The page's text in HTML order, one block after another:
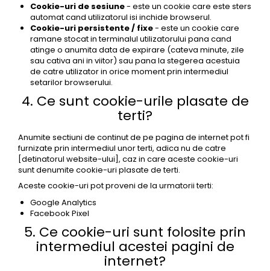
Cookie-uri de sesiune- este un cookie care este sters
automat cand utilizatorul isi inchide browserul.
Cookie-uri persistente / fixe- este un cookie care
ramane stocat in terminalul utilizatorului pana cand
atinge o anumita data de expirare (cateva minute, zile
sau cativa ani in viitor) sau pana la stegerea acestuia
de catre utilizator in orice moment prin intermediul
setarilor browserului.
4. Ce sunt cookie-urile plasate de
terti?
Anumite sectiuni de continut de pe pagina de internet pot fi
furnizate prin intermediul unor terti, adica nu de catre
[detinatorul website-ului], caz in care aceste cookie-uri
sunt denumite cookie-uri plasate de terti.
Aceste cookie-uri pot proveni de la urmatorii terti:
Google Analytics
Facebook Pixel
5. Ce cookie-uri sunt folosite prin
intermediul acestei pagini de
internet?